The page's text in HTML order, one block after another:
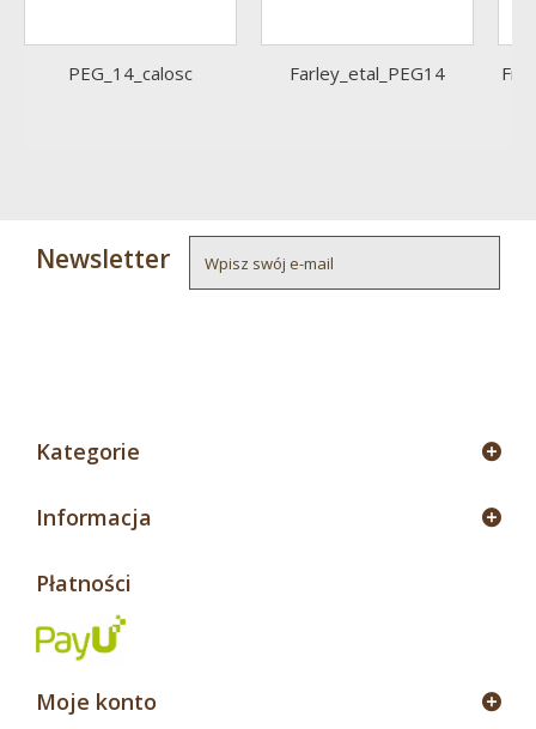
PEG_14_calosc Farley_etal_PEG14
Newsletter
Kategorie
Informacja
Płatności
Moje konto